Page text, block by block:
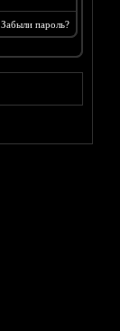
Забыли пароль?